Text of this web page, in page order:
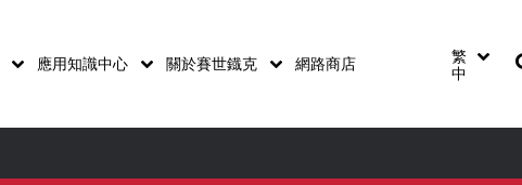
應用知識中心 關於賽世鐡克 網路商店
繁
中